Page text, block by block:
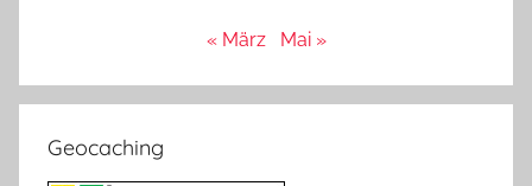
« März Mai »
Geocaching